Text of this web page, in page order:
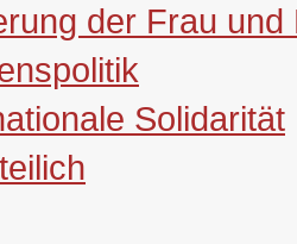
der Frau und
Solidarität